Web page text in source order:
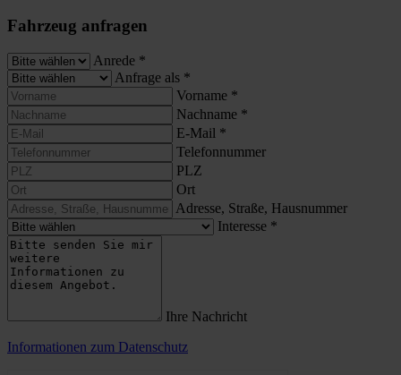
Fahrzeug anfragen
Anrede *
Anfrage als *
Vorname *
Nachname *
E-Mail *
Telefonnummer
PLZ
Ort
Adresse, Straße, Hausnummer
Interesse *
Ihre Nachricht
Informationen zum Datenschutz